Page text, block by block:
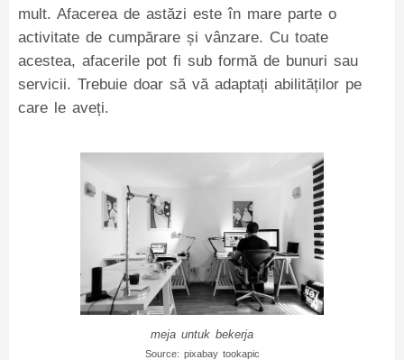
mult. Afacerea de astăzi este în mare parte o
activitate de cumpărare și vânzare. Cu toate
acestea, afacerile pot fi sub formă de bunuri sau
servicii. Trebuie doar să vă adaptați abilităților pe
care le aveți.
meja untuk bekerja
Source: pixabay tookapic